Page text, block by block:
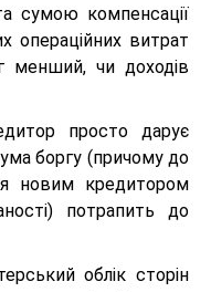
сумою компенсації
операційних витрат
менший, чи доходів
просто дарує
боргу (причому до
новим кредитором
потрапить до
облік сторін